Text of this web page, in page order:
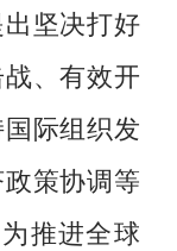
坚决打好
、有效开
际组织发
策协调等
推进全球